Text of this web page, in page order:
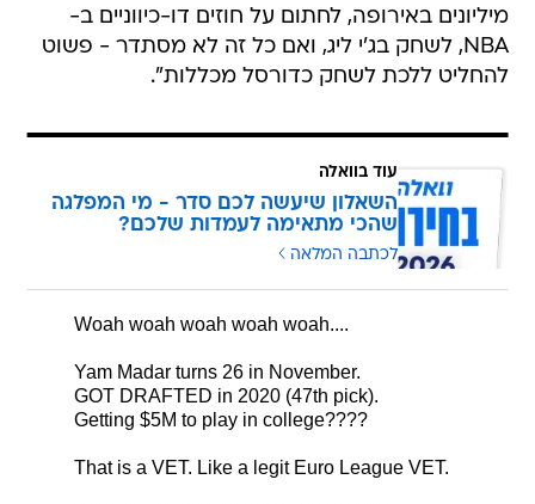
מיליונים באירופה, לחתום על חוזים דו-כיווניים ב-
NBA, לשחק בג'י ליג, ואם כל זה לא מסתדר - פשוט
להחליט ללכת לשחק כדורסל מכללות".
עוד בוואלה
השאלון שיעשה לכם סדר - מי המפלגה
שהכי מתאימה לעמדות שלכם?
לכתבה המלאה
Woah woah woah woah woah....
Yam Madar turns 26 in November.
GOT DRAFTED in 2020 (47th pick).
Getting $5M to play in college????
That is a VET. Like a legit Euro League VET.